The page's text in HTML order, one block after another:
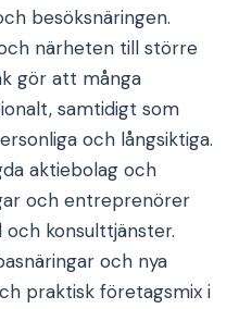
besöksnäringen.
närheten till större
gör att många
samtidigt som
och långsiktiga.
aktiebolag och
och entreprenörer
konsulttjänster.
och nya
praktisk företagsmix i